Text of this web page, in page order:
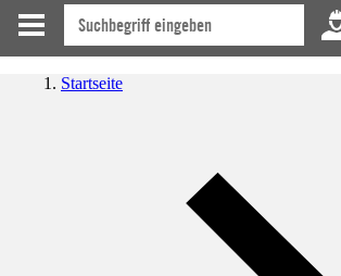
Startseite